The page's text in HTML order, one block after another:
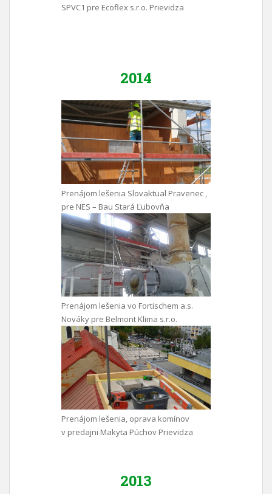
SPVC1 pre Ecoflex s.r.o. Prievidza
2014
Prenájom lešenia Slovaktual Pravenec ,
pre NES – Bau Stará Ľubovňa
Prenájom lešenia vo Fortischem a.s.
Nováky pre Belmont Klima s.r.o.
Prenájom lešenia, oprava komínov
v predajni Makyta Púchov Prievidza
2013